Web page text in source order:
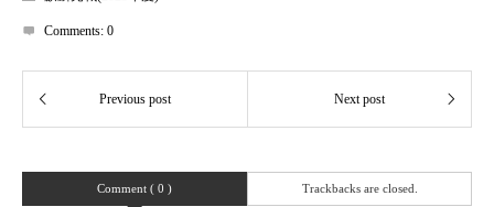
Comments: 0
Comment ( 0 ) Trackbacks are closed.